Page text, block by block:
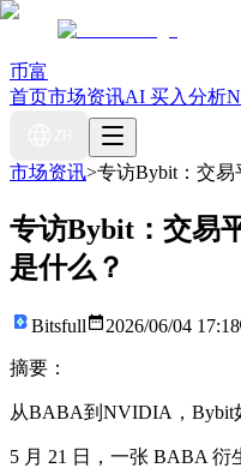
币富
首页市场资讯AI 买入分析
市场资讯>专访Bybit：交易
专访Bybit：交易
是什么？
Bitsfull 2026/06/04 17:18
摘要：
从BABA到NVIDIA，Bybit
5 月 21 日，一张 BABA